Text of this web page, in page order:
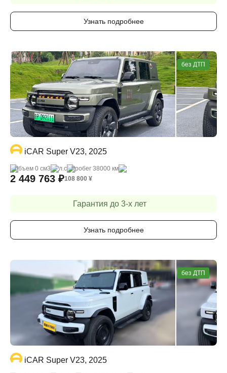
Узнать подробнее
без ДТП
iCAR Super V23, 2025
объем 0 cм3 - л.с пробег 38000 км
2 449 763 ₽108 800 ¥
Гарантия до 3-х лет
Узнать подробнее
без ДТП
iCAR Super V23, 2025